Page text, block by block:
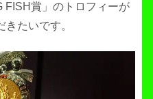
FISH賞」のトロフィーが
たいです。